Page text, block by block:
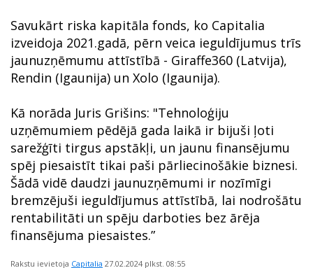
Savukārt riska kapitāla fonds, ko Capitalia
izveidoja 2021.gadā, pērn veica ieguldījumus trīs
jaunuzņēmumu attīstībā - Giraffe360 (Latvija),
Rendin (Igaunija) un Xolo (Igaunija).
Kā norāda Juris Grišins: "Tehnoloģiju
uzņēmumiem pēdējā gada laikā ir bijuši ļoti
sarežģīti tirgus apstākļi, un jaunu finansējumu
spēj piesaistīt tikai paši pārliecinošākie biznesi.
Šādā vidē daudzi jaunuzņēmumi ir nozīmīgi
bremzējuši ieguldījumus attīstībā, lai nodrošātu
rentabilitāti un spēju darboties bez ārēja
finansējuma piesaistes.”
Rakstu ievietoja Capitalia 27.02.2024 plkst. 08:55